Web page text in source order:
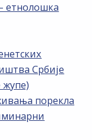
етнолошка
Србије
жупе)
порекла